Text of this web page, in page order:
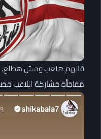
قالهم هلعب ومش هطلع.
مفاجأة مشاركة اللاعب